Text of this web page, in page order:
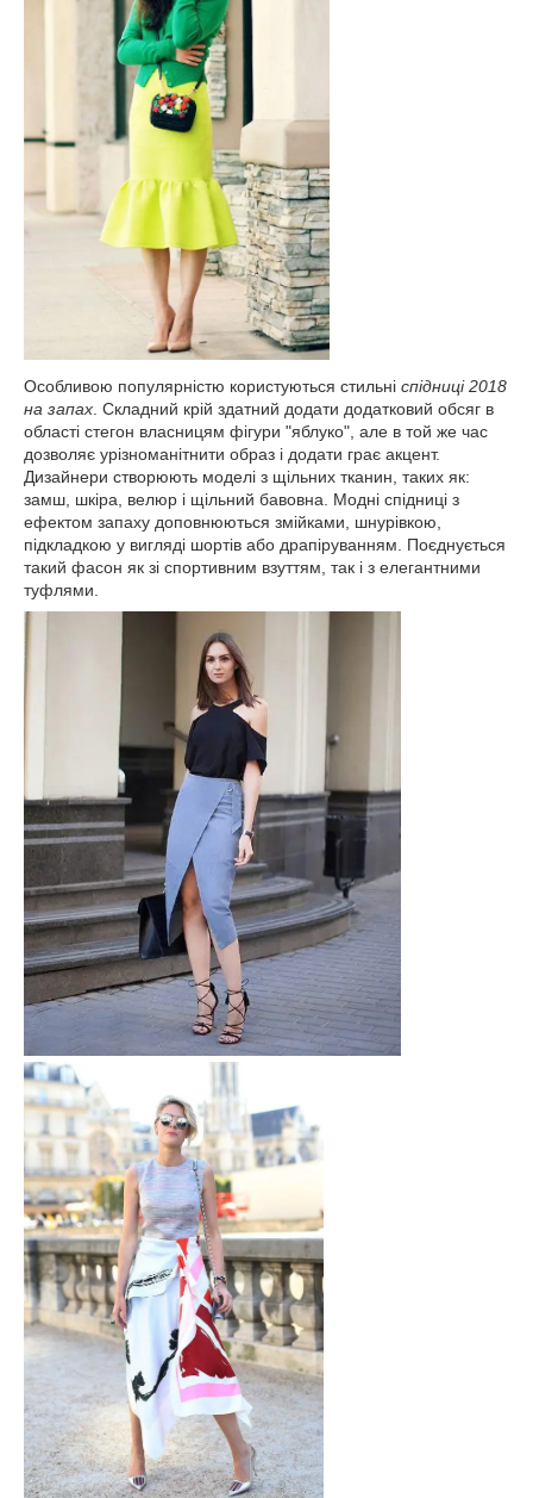
Особливою популярністю користуються стильні спідниці 2018
на запах . Складний крій здатний додати додатковий обсяг в
області стегон власницям фігури "яблуко", але в той же час
дозволяє урізноманітнити образ і додати грає акцент.
Дизайнери створюють моделі з щільних тканин, таких як:
замш, шкіра, велюр і щільний бавовна. Модні спідниці з
ефектом запаху доповнюються змійками, шнурівкою,
підкладкою у вигляді шортів або драпіруванням. Поєднується
такий фасон як зі спортивним взуттям, так і з елегантними
туфлями.